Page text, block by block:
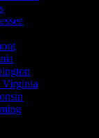
Virginia